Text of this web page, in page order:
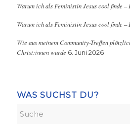
Warum ich als Feministin Jesus cool finde –
Warum ich als Feministin Jesus cool finde –
Wie aus meinem Community-Treffen
Christ:innen wurde 6. Juni 2026
WAS SUCHST DU?